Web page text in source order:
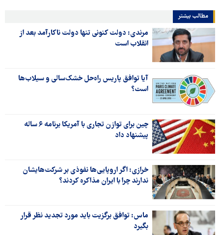
مطالب بیشتر
مرندی: دولت کنونی تنها دولت ناکارآمد بعد از
انقلاب است
آیا توافق پاریس راه‌حل خشک‌سالی و سیلاب‌ها
است؟
چین برای توازن تجاری با آمریکا برنامه ۶ ساله
پیشنهاد داد
خرازی: اگر اروپایی‌ها نفوذی بر شرکت‌هایشان
ندارند چرا با ایران مذاکره کردند؟
ماس: توافق برگزیت باید مورد تجدید نظر قرار
بگیرد